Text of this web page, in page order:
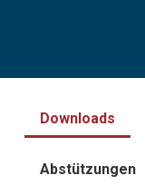
Downloads
Abstützungen